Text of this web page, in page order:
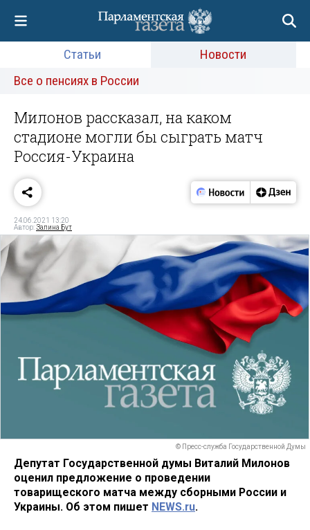
Статьи
Новости
Все о пенсиях в России
Милонов рассказал, на каком
стадионе могли бы сыграть матч
Россия-Украина
24.06.2021 13:20
Автор:Залина Бут
© Пресс-служба Государственной Думы
Депутат Государственной думы Виталий Милонов
оценил предложение о проведении
товарищеского матча между сборными России и
Украины. Об этом пишет NEWS.ru.